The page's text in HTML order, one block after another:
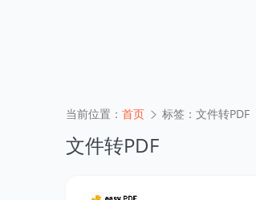
当前位置： 首页 标签：文件转PDF
文件转PDF